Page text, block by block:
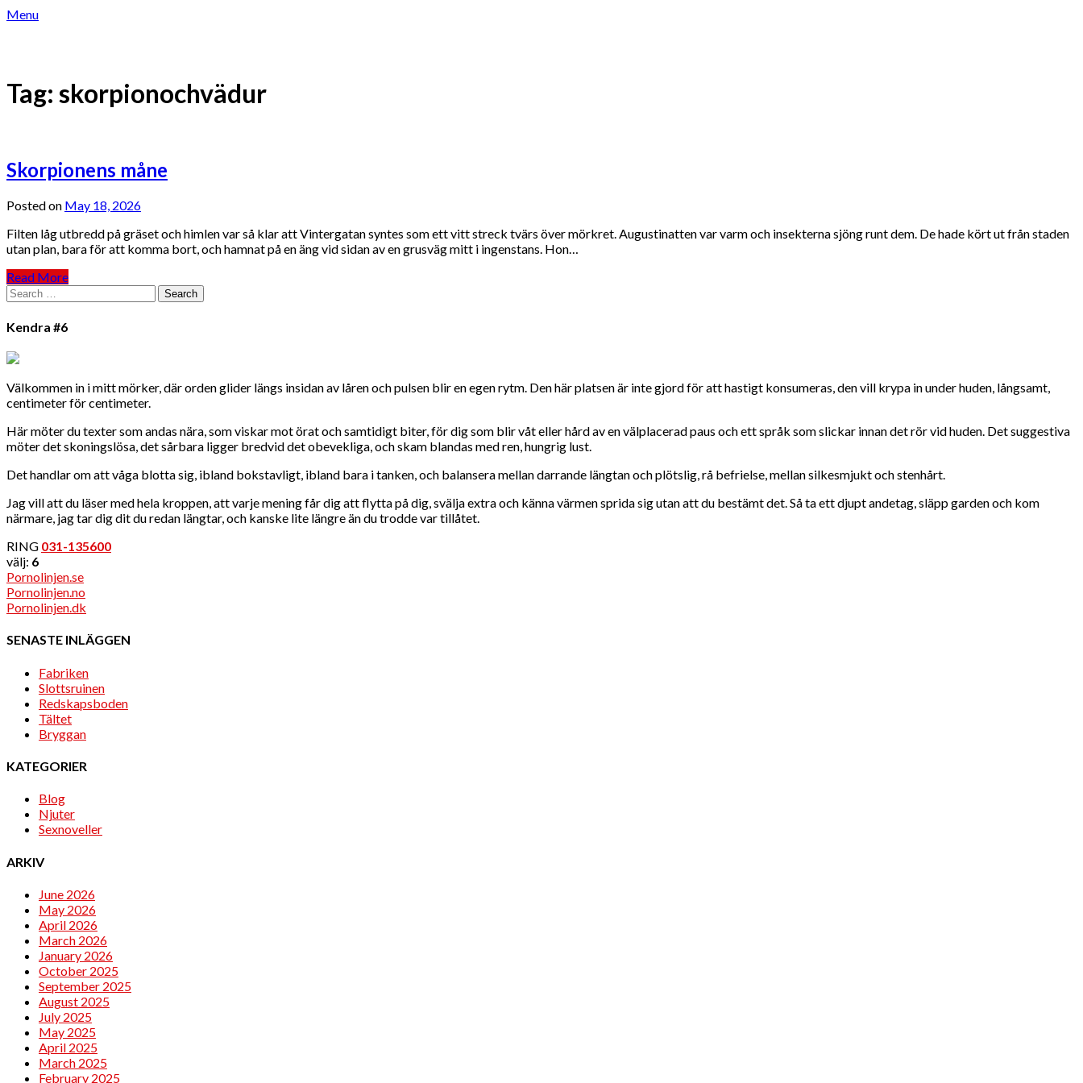
Skip
Menu
Tag: skorpionochvädur
Skorpionens måne
Posted on May 18, 2026
Filten låg utbredd på gräset och himlen var så klar att Vintergatan syntes som ett vitt streck tvärs över mörkret. Augustinatten var varm och insekterna sjöng runt dem. De hade kört ut från staden
utan plan, bara för att komma bort, och hamnat på en äng vid sidan av en grusväg mitt i ingenstans. Hon…
Read More
Search
for:
Kendra #6
Välkommen in i mitt mörker, där orden glider längs insidan av låren och pulsen blir en egen rytm. Den här platsen är inte gjord för att hastigt konsumeras, den vill krypa in under huden, långsamt,
centimeter för centimeter.
Här möter du texter som andas nära, som viskar mot örat och samtidigt biter, för dig som blir våt eller hård av en välplacerad paus och ett språk som slickar innan det rör vid huden. Det suggestiva
möter det skoningslösa, det sårbara ligger bredvid det obevekliga, och skam blandas med ren, hungrig lust.
Det handlar om att våga blotta sig, ibland bokstavligt, ibland bara i tanken, och balansera mellan darrande längtan och plötslig, rå befrielse, mellan silkesmjukt och stenhårt.
Jag vill att du läser med hela kroppen, att varje mening får dig att flytta på dig, svälja extra och känna värmen sprida sig utan att du bestämt det. Så ta ett djupt andetag, släpp garden och kom
närmare, jag tar dig dit du redan längtar, och kanske lite längre än du trodde var tillåtet.
RING 031-135600
välj: 6
Pornolinjen.se
Pornolinjen.no
Pornolinjen.dk
SENASTE INLÄGGEN
Fabriken
Slottsruinen
Redskapsboden
Tältet
Bryggan
KATEGORIER
Blog
Njuter
Sexnoveller
ARKIV
June 2026
May 2026
April 2026
March 2026
January 2026
October 2025
September 2025
August 2025
July 2025
May 2025
April 2025
March 2025
February 2025